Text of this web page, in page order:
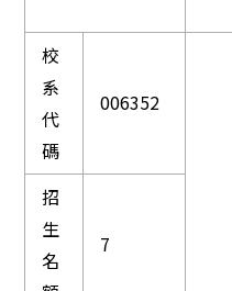
校
系
代
碼
006352
招
生
名
7